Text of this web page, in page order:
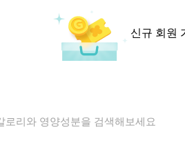
신규 회원
혈당 · 다이어트 음식 검색해보세요